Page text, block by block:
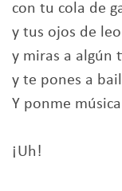
con tu cola de
y tus ojos de
y miras a algún
y te pones a
Y ponme
¡Uh!